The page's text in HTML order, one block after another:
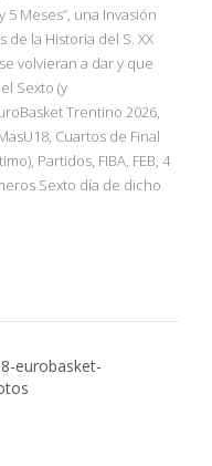
5 Meses”, una Invasión
la Historia del S. XX
volvieran a dar y que
Sexto (y
Trentino 2026,
Cuartos de Final
Partidos, FIBA, FEB, 4
Sexto día de dicho